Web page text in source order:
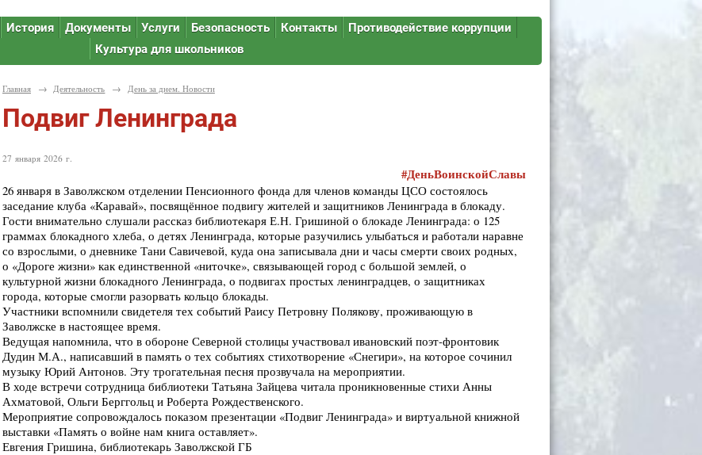
История Документы Услуги Безопасность Контакты
Противодействие коррупции
Культура для школьников
Главная → Деятельность → День за днем. Новости
Подвиг Ленинграда
27 января 2026 г.
#ДеньВоинскойСлавы
26 января в Заволжском отделении Пенсионного фонда для членов команды ЦСО состоялось
заседание клуба «Каравай», посвящённое подвигу жителей и защитников Ленинграда в блокаду.
Гости внимательно слушали рассказ библиотекаря Е.Н. Гришиной о блокаде Ленинграда: о 125
граммах блокадного хлеба, о детях Ленинграда, которые разучились улыбаться и работали наравне
со взрослыми, о дневнике Тани Савичевой, куда она записывала дни и часы смерти своих родных,
о «Дороге жизни» как единственной «ниточке», связывающей город с большой землей, о
культурной жизни блокадного Ленинграда, о подвигах простых ленинградцев, о защитниках
города, которые смогли разорвать кольцо блокады.
Участники вспомнили свидетеля тех событий Раису Петровну Полякову, проживающую в
Заволжске в настоящее время.
Ведущая напомнила, что в обороне Северной столицы участвовал ивановский поэт-фронтовик
Дудин М.А., написавший в память о тех событиях стихотворение «Снегири», на которое сочинил
музыку Юрий Антонов. Эту трогательная песня прозвучала на мероприятии.
В ходе встречи сотрудница библиотеки Татьяна Зайцева читала проникновенные стихи Анны
Ахматовой, Ольги Берггольц и Роберта Рождественского.
Мероприятие сопровождалось показом презентации «Подвиг Ленинграда» и виртуальной книжной
выставки «Память о войне нам книга оставляет».
Евгения Гришина, библиотекарь Заволжской ГБ